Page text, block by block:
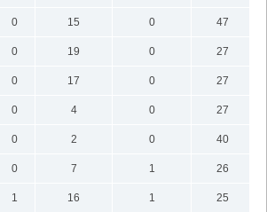
0 15 0
47
0 19 0
27
0 17 0
27
0 4 0
27
0 2 0
40
0 7 1
26
1 16 1
25